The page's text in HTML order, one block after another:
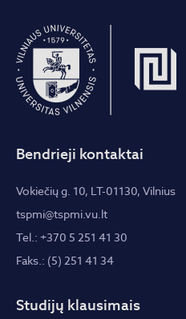
Bendrieji kontaktai
Vokiečių g. 10, LT-01130, Vilnius
tspmi@tspmi.vu.lt
Tel.: +370 5 251 41 30
Faks.: (5) 251 41 34
Studijų klausimais